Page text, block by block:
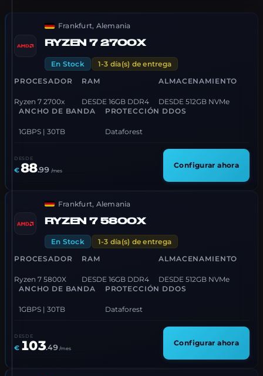
Frankfurt, Alemania
RYZEN 7 2700X
En Stock
1-3 día(s) de entrega
PROCESADOR
Ryzen 7 2700x
RAM
DESDE 16GB DDR4
ALMACENAMIENTO
DESDE 512GB NVMe
ANCHO DE BANDA
1GBPS | 30TB
PROTECCIÓN DDOS
Dataforest
DESDE
€88.99 /mes
Configurar ahora
Frankfurt, Alemania
RYZEN 7 5800X
En Stock
1-3 día(s) de entrega
PROCESADOR
Ryzen 7 5800X
RAM
DESDE 16GB DDR4
ALMACENAMIENTO
DESDE 512GB NVMe
ANCHO DE BANDA
1GBPS | 30TB
PROTECCIÓN DDOS
Dataforest
DESDE
€ 103.49 /mes
Configurar ahora